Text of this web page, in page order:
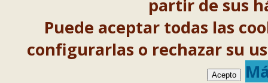
partir de sus
Puede aceptar todas las
configurarlas o rechazar su
Acepto